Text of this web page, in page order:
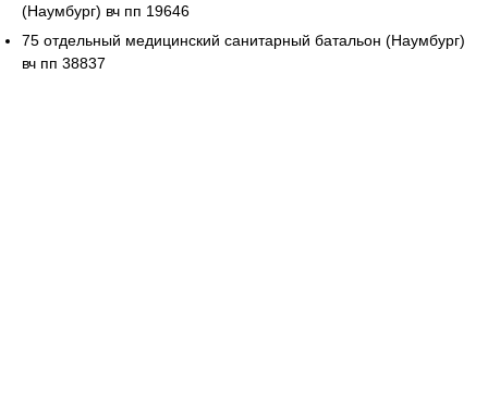
(Наумбург) вч пп 19646
75 отдельный медицинский санитарный батальон (Наумбург)
вч пп 38837